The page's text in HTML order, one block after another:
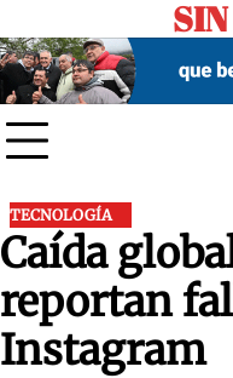
to
content
TECNOLOGÍA
Caída
reportan
Instagram